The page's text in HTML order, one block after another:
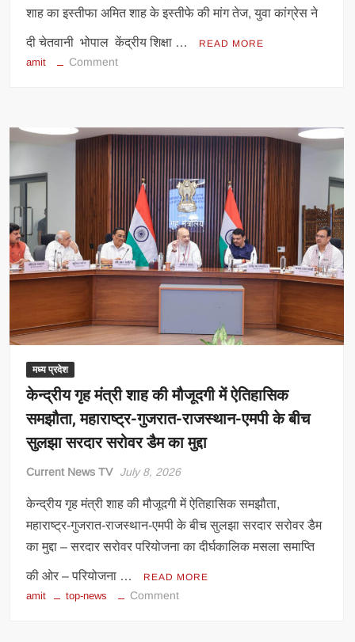
शाह का इस्तीफा अमित शाह के इस्तीफे की मांग तेज, युवा कांग्रेस ने
दी चेतवानी भोपाल केंद्रीय शिक्षा … READ MORE
amit Commenton
की
टंकी
युवा
कांग्रेस
कार्यकर्ता,
मांगा
अमित
इस्तीफा
मध्य प्रदेश
केन्द्रीय गृह मंत्री शाह की मौजूदगी में ऐतिहासिक
समझौता, महाराष्ट्र-गुजरात-राजस्थान-एमपी के बीच
सुलझा सरदार सरोवर डैम का मुद्दा
Current News TV July 8, 2026
केन्द्रीय गृह मंत्री शाह की मौजूदगी में ऐतिहासिक समझौता,
महाराष्ट्र-गुजरात-राजस्थान-एमपी के बीच सुलझा सरदार सरोवर डैम
का मुद्दा – सरदार सरोवर परियोजना का दीर्घकालिक मसला समाप्ति
की ओर – परियोजना … READ MORE
amit top-news Commenton